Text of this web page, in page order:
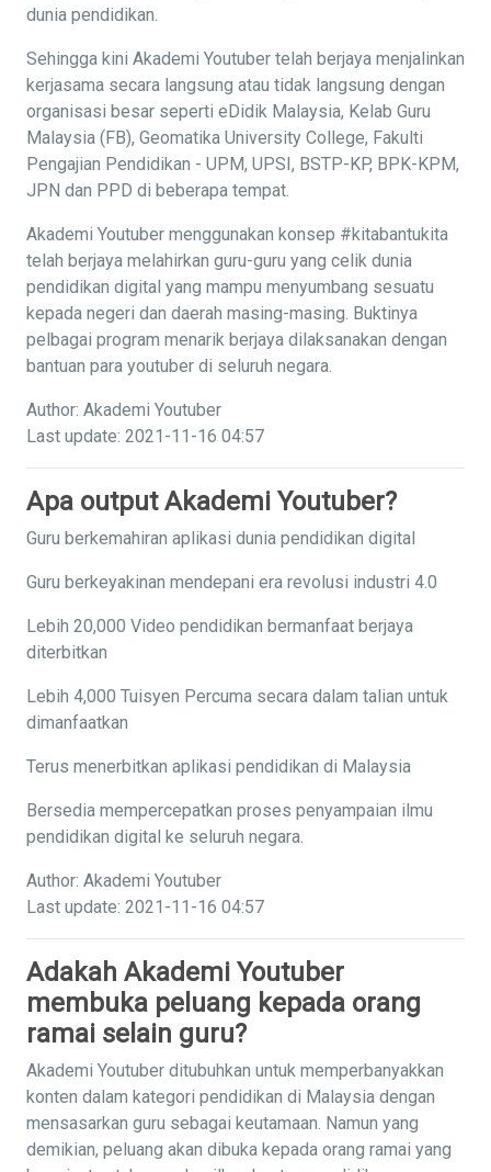
dunia pendidikan.
Sehingga kini Akademi Youtuber telah berjaya menjalinkan
kerjasama secara langsung atau tidak langsung dengan
organisasi besar seperti eDidik Malaysia, Kelab Guru
Malaysia (FB), Geomatika University College, Fakulti
Pengajian Pendidikan - UPM, UPSI, BSTP-KP, BPK-KPM,
JPN dan PPD di beberapa tempat.
Akademi Youtuber menggunakan konsep #kitabantukita
telah berjaya melahirkan guru-guru yang celik dunia
pendidikan digital yang mampu menyumbang sesuatu
kepada negeri dan daerah masing-masing. Buktinya
pelbagai program menarik berjaya dilaksanakan dengan
bantuan para youtuber di seluruh negara.
Author: Akademi Youtuber
Last update: 2021-11-16 04:57
Apa output Akademi Youtuber?
Guru berkemahiran aplikasi dunia pendidikan digital
Guru berkeyakinan mendepani era revolusi industri 4.0
Lebih 20,000 Video pendidikan bermanfaat berjaya
diterbitkan
Lebih 4,000 Tuisyen Percuma secara dalam talian untuk
dimanfaatkan
Terus menerbitkan aplikasi pendidikan di Malaysia
Bersedia mempercepatkan proses penyampaian ilmu
pendidikan digital ke seluruh negara.
Author: Akademi Youtuber
Last update: 2021-11-16 04:57
Adakah Akademi Youtuber
membuka peluang kepada orang
ramai selain guru?
Akademi Youtuber ditubuhkan untuk memperbanyakkan
konten dalam kategori pendidikan di Malaysia dengan
mensasarkan guru sebagai keutamaan. Namun yang
demikian, peluang akan dibuka kepada orang ramai yang